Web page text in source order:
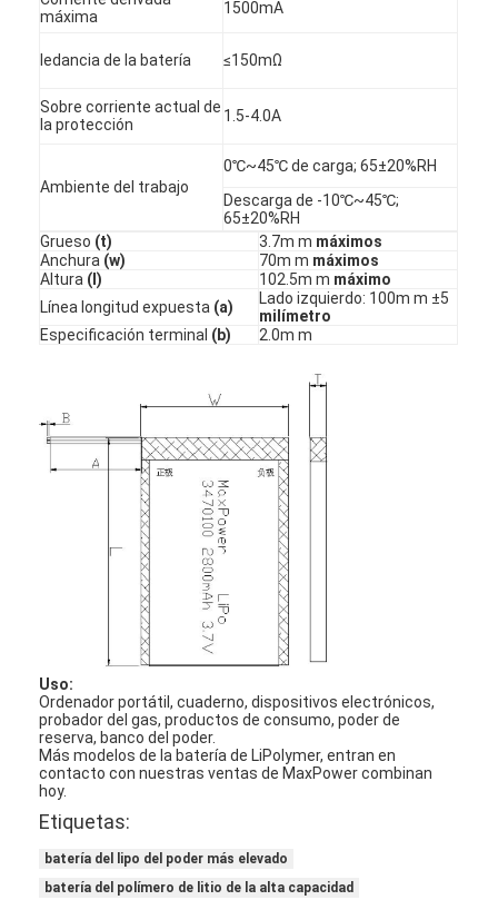
Sobre nosotros
Viaje de la fábrica
Control de calidad
Noticias
máxima
1500mA
Iedancia de la batería ≤150mΩ
Sobre corriente actual de
la protección
1.5-4.0A
Ambiente del trabajo
0℃~45℃ de carga; 65±20%RH
Descarga de -10℃~45℃;
65±20%RH
Grueso (t) 3.7m m máximos
Anchura (w) 70m m máximos
Altura (l) 102.5m m máximo
Línea longitud expuesta (a)
Lado izquierdo: 100m m ±5
milímetro
Especificación terminal (b) 2.0m m
Uso:
Ordenador portátil, cuaderno, dispositivos electrónicos,
probador del gas, productos de consumo, poder de
reserva, banco del poder.
Más modelos de la batería de LiPolymer, entran en
contacto con nuestras ventas de MaxPower combinan
hoy.
Etiquetas:
batería del lipo del poder más elevado
batería del polímero de litio de la alta capacidad